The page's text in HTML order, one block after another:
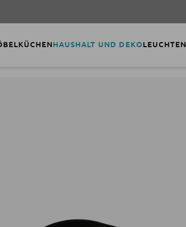
KÜCHENHAUSHALT UND DEKOLEUCHTEN